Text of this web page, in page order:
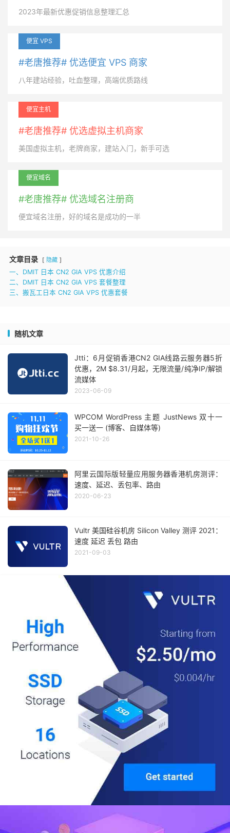
2023年最新优惠促销信息整理汇总
便宜 VPS
#老唐推荐# 优选便宜 VPS 商家
八年建站经验，吐血整理，高端优质路线
便宜主机
#老唐推荐# 优选虚拟主机商家
美国虚拟主机，老牌商家，建站入门，新手可选
便宜域名
#老唐推荐# 优选域名注册商
便宜域名注册，好的域名是成功的一半
文章目录 隐藏
一、DMIT 日本 CN2 GIA VPS 优惠介绍
二、DMIT 日本 CN2 GIA VPS 套餐整理
三、搬瓦工日本 CN2 GIA VPS 优惠套餐
随机文章
Jtti：6月促销香港CN2 GIA线路云服务器5折
优惠，2M $8.31/月起，无限流量/纯净IP/解锁
流媒体
2023-06-09
WPCOM WordPress 主题 JustNews 双十一
买一送一 (博客、自媒体等)
2021-10-26
阿里云国际版轻量应用服务器香港机房测评：
速度、延迟、丢包率、路由
2020-06-23
Vultr 美国硅谷机房 Silicon Valley 测评 2021：
速度 延迟 丢包 路由
2021-09-03